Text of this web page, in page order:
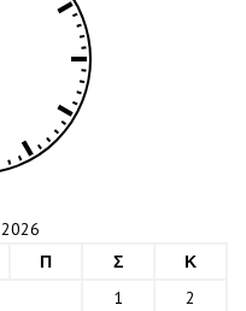
Π Σ
Κ
1
2